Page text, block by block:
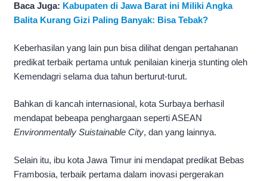
Baca Juga: Kabupaten di Jawa Barat ini Miliki Angka
Balita Kurang Gizi Paling Banyak: Bisa Tebak?
Keberhasilan yang lain pun bisa dilihat dengan pertahanan
predikat terbaik pertama untuk penilaian kinerja stunting oleh
Kemendagri selama dua tahun berturut-turut.
Bahkan di kancah internasional, kota Surbaya berhasil
mendapat bebeapa penghargaan seperti ASEAN
Environmentally Suistainable City, dan yang lainnya.
Selain itu, ibu kota Jawa Timur ini mendapat predikat Bebas
Frambosia, terbaik pertama dalam inovasi pergerakan